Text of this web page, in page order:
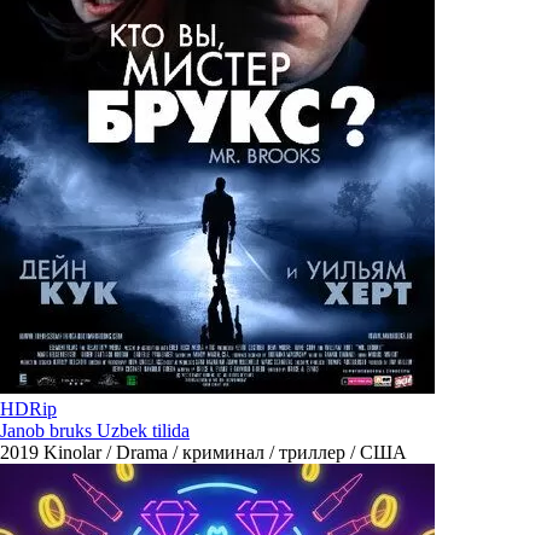
HDRip
Janob bruks Uzbek tilida
2019 Kinolar / Drama / криминал / триллер / США